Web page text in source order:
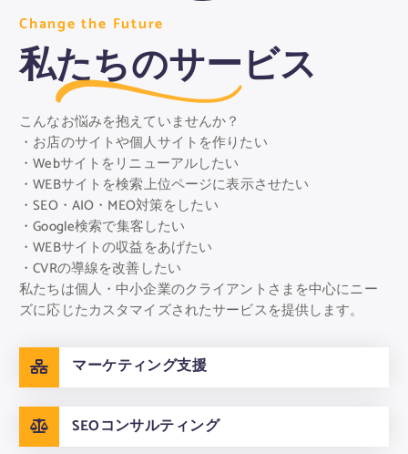
Change the Future
Chang e the Future
Chang e the Future
私たちのサービス
こんなお悩みを抱えていませんか？
・お店のサイトや個人サイトを作りたい
・Webサイトをリニューアルしたい
・WEBサイトを検索上位ページに表示させたい
・SEO・AIO・MEO対策をしたい
・Google検索で集客したい
・WEBサイトの収益をあげたい
・CVRの導線を改善したい
私たちは個人・中小企業のクライアントさまを中心にニー
ズに応じたカスタマイズされたサービスを提供します。
マーケティング支援
SEOコンサルティング